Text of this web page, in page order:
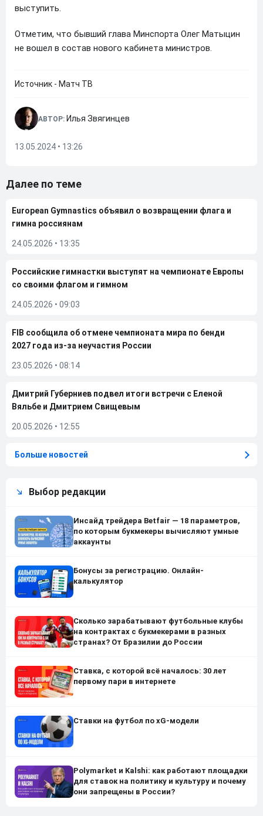
выступить.
Отметим, что бывший глава Минспорта Олег Матыцин
не вошел в состав нового кабинета министров.
Источник - Матч ТВ
АВТОР: Илья Звягинцев
13.05.2024 • 13:26
Далее по теме
European Gymnastics объявил о возвращении флага и
гимна россиянам
24.05.2026 • 13:35
Российские гимнастки выступят на чемпионате Европы
со своими флагом и гимном
24.05.2026 • 09:03
FIB сообщила об отмене чемпионата мира по бенди
2027 года из-за неучастия России
23.05.2026 • 08:14
Дмитрий Губерниев подвел итоги встречи с Еленой
Вяльбе и Дмитрием Свищевым
20.05.2026 • 12:55
Больше новостей
Выбор редакции
Инсайд трейдера Betfair — 18 параметров,
по которым букмекеры вычисляют умные
аккаунты
Бонусы за регистрацию. Онлайн-
калькулятор
Сколько зарабатывают футбольные клубы
на контрактах с букмекерами в разных
странах? От Бразилии до России
Ставка, с которой всё началось: 30 лет
первому пари в интернете
Ставки на футбол по xG-модели
Polymarket и Kalshi: как работают площадки
для ставок на политику и культуру и почему
они запрещены в России?